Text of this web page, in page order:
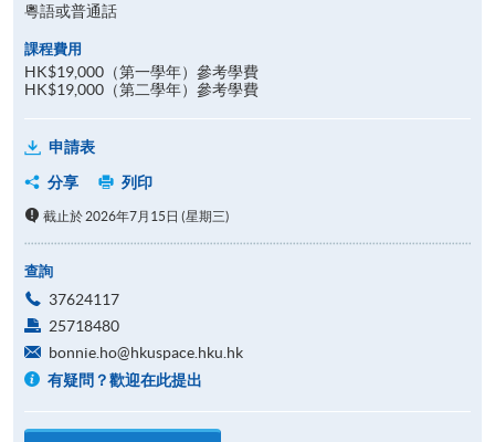
粵語或普通話
課程費用
HK$19,000（第一學年）參考學費
HK$19,000（第二學年）參考學費
申請表
分享
列印
截止於 2026年7月15日 (星期三)
查詢
37624117
25718480
bonnie.ho@hkuspace.hku.hk
有疑問？歡迎在此提出